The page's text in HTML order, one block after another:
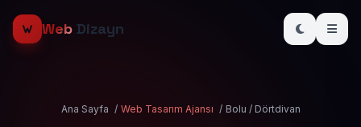
Web Dizayn
Ana Sayfa / Web Tasarım Ajansı / Bolu / Dörtdivan